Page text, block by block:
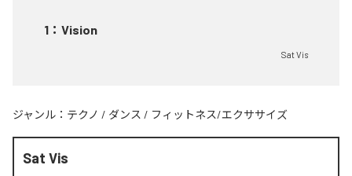
1 ： Vision
Sat Vis
ジャンル： テクノ / ダンス / フィットネス/エクササイズ
Sat Vis